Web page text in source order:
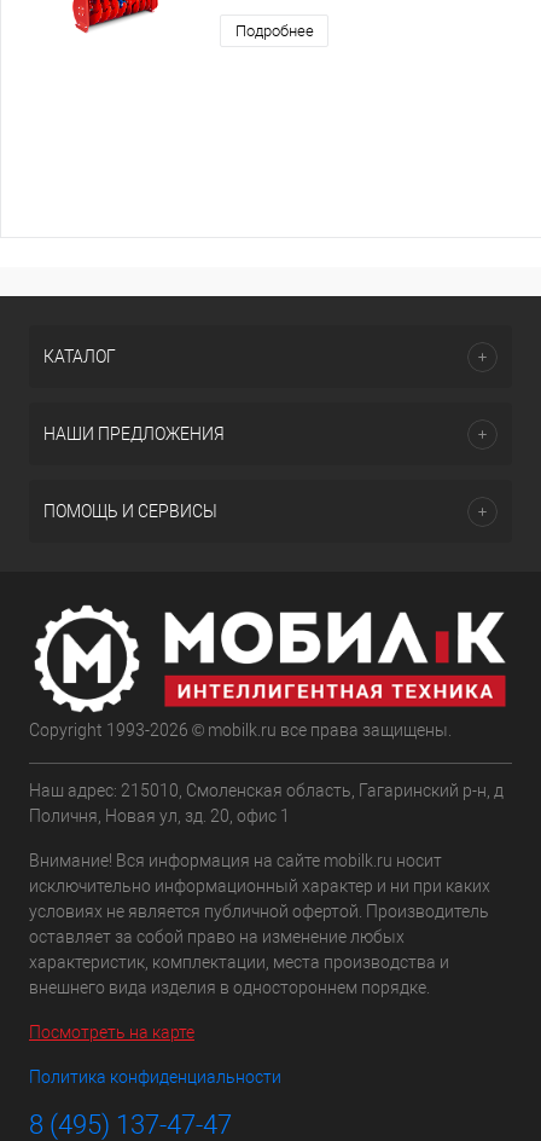
Подробнее
КАТАЛОГ
НАШИ ПРЕДЛОЖЕНИЯ
ПОМОЩЬ И СЕРВИСЫ
Copyright 1993-2026 © mobilk.ru все права защищены.
Наш адрес: 215010, Смоленская область, Гагаринский р-н, д
Поличня, Новая ул, зд. 20, офис 1
Внимание! Вся информация на сайте mobilk.ru носит
исключительно информационный характер и ни при каких
условиях не является публичной офертой. Производитель
оставляет за собой право на изменение любых
характеристик, комплектации, места производства и
внешнего вида изделия в одностороннем порядке.
Посмотреть на карте
Политика конфиденциальности
8 (495) 137-47-47